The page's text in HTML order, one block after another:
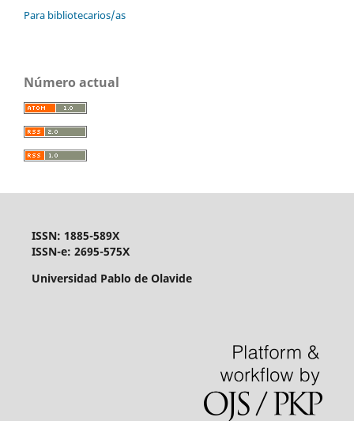
Para bibliotecarios/as
Número actual
ISSN: 1885-589X
ISSN-e: 2695-575X
Universidad Pablo de Olavide